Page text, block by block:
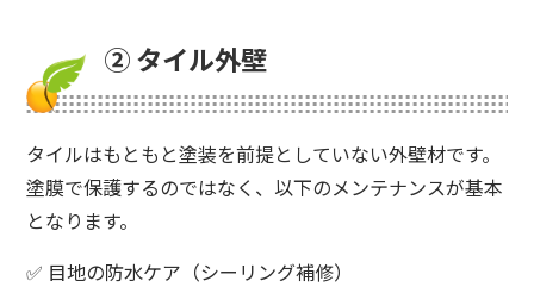
② タイル外壁
タイルはもともと塗装を前提としていない外壁材です。
塗膜で保護するのではなく、以下のメンテナンスが基本
となります。
✅ 目地の防水ケア（シーリング補修）